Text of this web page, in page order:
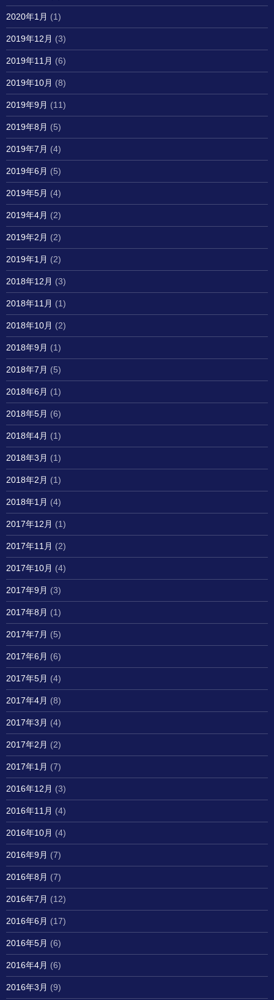
2020年1月 (1)
2019年12月 (3)
2019年11月 (6)
2019年10月 (8)
2019年9月 (11)
2019年8月 (5)
2019年7月 (4)
2019年6月 (5)
2019年5月 (4)
2019年4月 (2)
2019年2月 (2)
2019年1月 (2)
2018年12月 (3)
2018年11月 (1)
2018年10月 (2)
2018年9月 (1)
2018年7月 (5)
2018年6月 (1)
2018年5月 (6)
2018年4月 (1)
2018年3月 (1)
2018年2月 (1)
2018年1月 (4)
2017年12月 (1)
2017年11月 (2)
2017年10月 (4)
2017年9月 (3)
2017年8月 (1)
2017年7月 (5)
2017年6月 (6)
2017年5月 (4)
2017年4月 (8)
2017年3月 (4)
2017年2月 (2)
2017年1月 (7)
2016年12月 (3)
2016年11月 (4)
2016年10月 (4)
2016年9月 (7)
2016年8月 (7)
2016年7月 (12)
2016年6月 (17)
2016年5月 (6)
2016年4月 (6)
2016年3月 (9)